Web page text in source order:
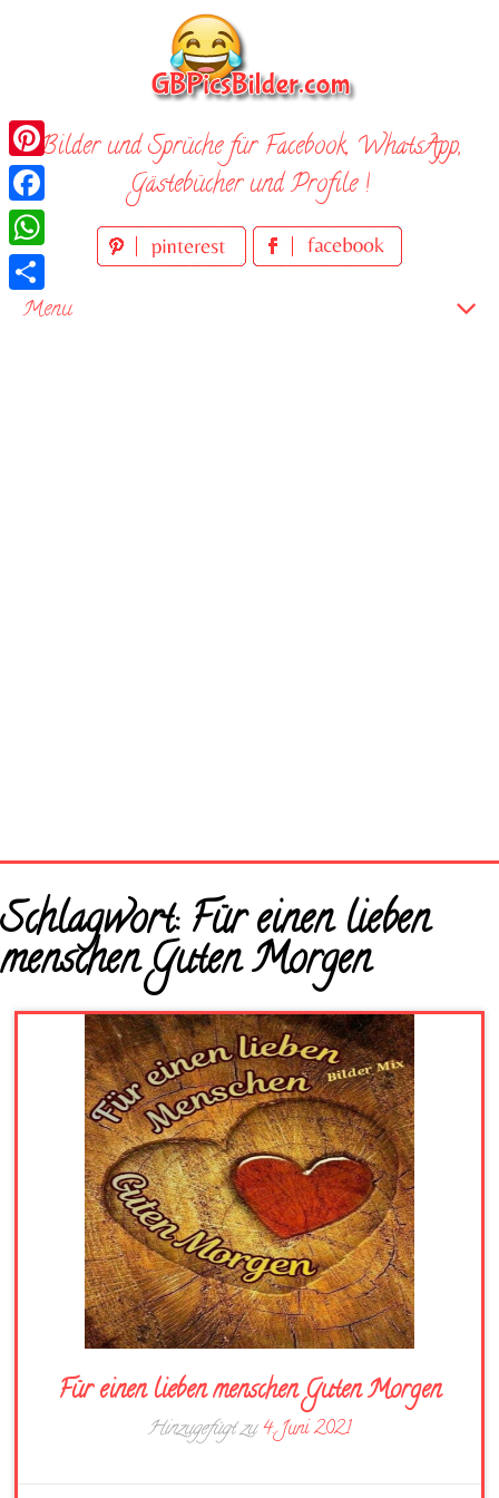
Bilder und Sprüche für Facebook, WhatsApp,
Gästebücher und Profile !
Menu
Startseite
Neue Bilder
Schlagwort:Für einen lieben
menschen Guten Morgen
Für einen lieben menschen Guten Morgen
Hinzugefügt zu4. Juni 2021
Pinterest
Facebook
WhatsApp
Teilen